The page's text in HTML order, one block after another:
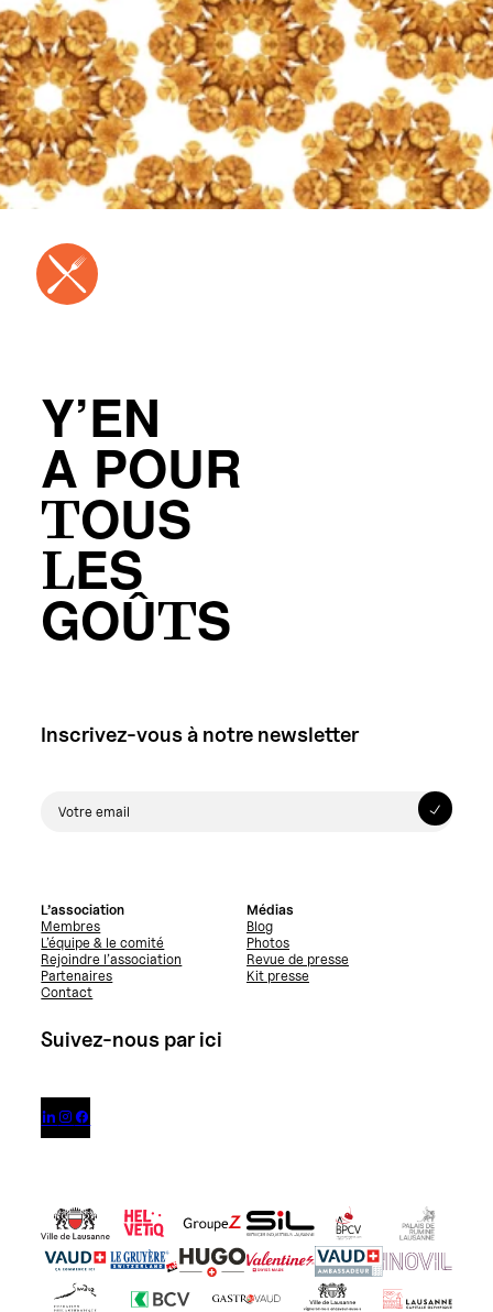
Y’EN
A POUR
TOUS
LES
GOÛTS
Inscrivez-vous à notre newsletter
L’association
Membres
L’équipe & le comité
Rejoindre l’association
Partenaires
Contact
Médias
Blog
Photos
Revue de presse
Kit presse
Suivez-nous par ici
  